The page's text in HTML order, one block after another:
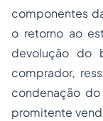
componentes
o retorno ao
devolução do
comprador,
condenação
promitente